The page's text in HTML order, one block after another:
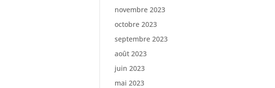
novembre 2023
octobre 2023
septembre 2023
août 2023
juin 2023
mai 2023